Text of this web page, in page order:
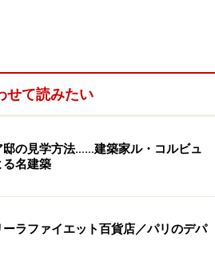
もでき、かなりの体力を要しま
格別です。
も、寺院の目の前の広場は広々
なっていて、パリの街並みを見
せて読みたい
邸の見学方法……建築家ル・コルビュ
る名建築
ーラファイエット百貨店／パリのデパ